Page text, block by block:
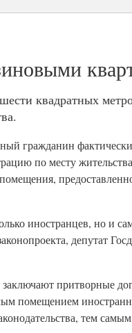
квадратных
гражданин
по месту
иностранцев, но и
депутат
притворные
помещением
тем